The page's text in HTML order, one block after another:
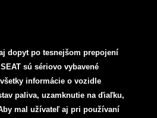
dopyt po tesnejšom prepojení
sú sériovo vybavené
informácie o vozidle
paliva, uzamknutie na ďiaľku,
mal užívateľ aj pri používaní